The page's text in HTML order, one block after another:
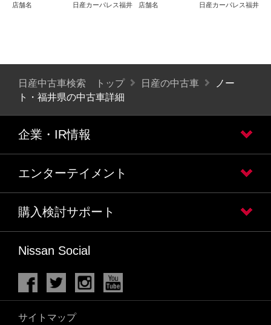
店舗名 日産カーパレス福井 店舗名 日産カーパレス福井
日産中古車検索 トップ 日産の中古車
ノー
ト・福井県の中古車詳細
企業・IR情報
エンターテイメント
購入検討サポート
Nissan Social
サイトマップ